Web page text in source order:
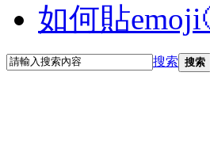
如何貼
搜索 搜索